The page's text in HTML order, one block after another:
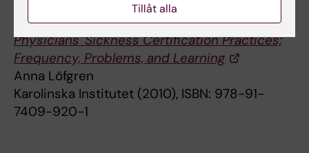
Doktorsavhandling
Physicians' Sickness Certification Practices;
Frequency, Problems, and Learning
Anna Löfgren
Karolinska Institutet (2010), ISBN: 978-91-
7409-920-1
Tillåt alla